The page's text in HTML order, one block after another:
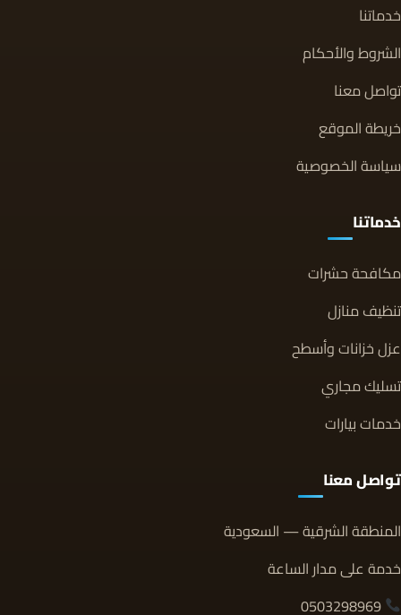
خدماتنا
الشروط والأحكام
تواصل معنا
خريطة الموقع
سياسة الخصوصية
خدماتنا
مكافحة حشرات
تنظيف منازل
عزل خزانات وأسطح
تسليك مجاري
خدمات بيارات
تواصل معنا
المنطقة الشرقية — السعودية
خدمة على مدار الساعة
0503298969